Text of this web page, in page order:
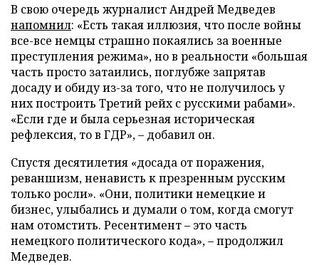
В свою очередь журналист Андрей Медведев
напомнил: «Есть такая иллюзия, что после войны
все-все немцы страшно покаялись за военные
преступления режима», но в реальности «большая
часть просто затаились, поглубже запрятав
досаду и обиду из-за того, что не получилось у
них построить Третий рейх с русскими рабами».
«Если где и была серьезная историческая
рефлексия, то в ГДР», – добавил он.
Спустя десятилетия «досада от поражения,
реваншизм, ненависть к презренным русским
только росли». «Они, политики немецкие и
бизнес, улыбались и думали о том, когда смогут
нам отомстить. Ресентимент – это часть
немецкого политического кода», – продолжил
Медведев.